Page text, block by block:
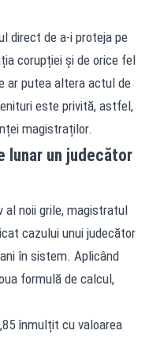
direct de a-i proteja pe
corupției și de orice fel
ar putea altera actul de
este privită, astfel,
magistraților.
lunar un judecător
al noii grile, magistratul
cazului unui judecător
în sistem. Aplicând
formulă de calcul,
înmulțit cu valoarea